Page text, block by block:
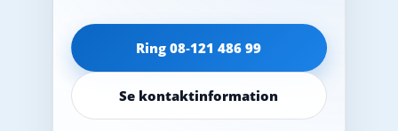
Ring 08‑121 486 99
Se kontaktinformation